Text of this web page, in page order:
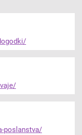
poslanstva/